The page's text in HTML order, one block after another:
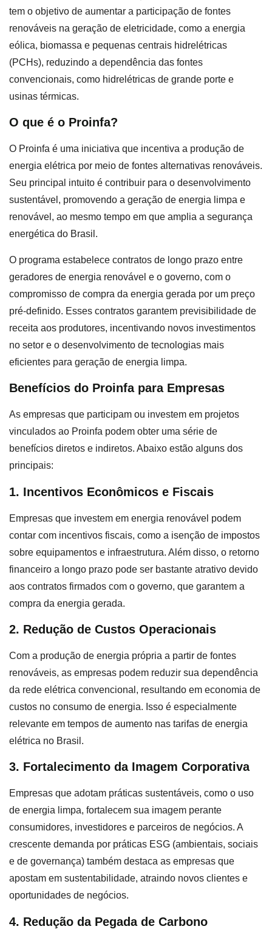
tem o objetivo de aumentar a participação de fontes
renováveis na geração de eletricidade, como a energia
eólica, biomassa e pequenas centrais hidrelétricas
(PCHs), reduzindo a dependência das fontes
convencionais, como hidrelétricas de grande porte e
usinas térmicas.
O que é o Proinfa?
O Proinfa é uma iniciativa que incentiva a produção de
energia elétrica por meio de fontes alternativas renováveis.
Seu principal intuito é contribuir para o desenvolvimento
sustentável, promovendo a geração de energia limpa e
renovável, ao mesmo tempo em que amplia a segurança
energética do Brasil.
O programa estabelece contratos de longo prazo entre
geradores de energia renovável e o governo, com o
compromisso de compra da energia gerada por um preço
pré-definido. Esses contratos garantem previsibilidade de
receita aos produtores, incentivando novos investimentos
no setor e o desenvolvimento de tecnologias mais
eficientes para geração de energia limpa.
Benefícios do Proinfa para Empresas
As empresas que participam ou investem em projetos
vinculados ao Proinfa podem obter uma série de
benefícios diretos e indiretos. Abaixo estão alguns dos
principais:
1. Incentivos Econômicos e Fiscais
Empresas que investem em energia renovável podem
contar com incentivos fiscais, como a isenção de impostos
sobre equipamentos e infraestrutura. Além disso, o retorno
financeiro a longo prazo pode ser bastante atrativo devido
aos contratos firmados com o governo, que garantem a
compra da energia gerada.
2. Redução de Custos Operacionais
Com a produção de energia própria a partir de fontes
renováveis, as empresas podem reduzir sua dependência
da rede elétrica convencional, resultando em economia de
custos no consumo de energia. Isso é especialmente
relevante em tempos de aumento nas tarifas de energia
elétrica no Brasil.
3. Fortalecimento da Imagem Corporativa
Empresas que adotam práticas sustentáveis, como o uso
de energia limpa, fortalecem sua imagem perante
consumidores, investidores e parceiros de negócios. A
crescente demanda por práticas ESG (ambientais, sociais
e de governança) também destaca as empresas que
apostam em sustentabilidade, atraindo novos clientes e
oportunidades de negócios.
4. Redução da Pegada de Carbono